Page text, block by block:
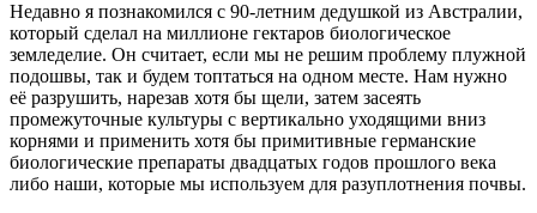
Недавно я познакомился с 90-летним дедушкой из Австралии,
который сделал на миллионе гектаров биологическое
земледелие. Он считает, если мы не решим проблему плужной
подошвы, так и будем топтаться на одном месте. Нам нужно
её разрушить, нарезав хотя бы щели, затем засеять
промежуточные культуры с вертикально уходящими вниз
корнями и применить хотя бы примитивные германские
биологические препараты двадцатых годов прошлого века
либо наши, которые мы используем для разуплотнения почвы.